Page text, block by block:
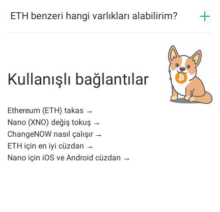
çözümü sunar.
ETH benzeri hangi varlıkları alabilirim?
stablecoin, yardımcı token, yönetişim coin'i veya başka
bir tür olup olmadığı. Yaygın alternatifler, benzer
kullanım durumlarına veya piyasa konumlarına sahip
diğer kripto paralardır. Tüm mevcut varlıklarıana
Kullanışlı bağlantılar
Ethereum (ETH) takas →
Nano (XNO) değiş tokuş →
ChangeNOW nasıl çalışır →
ETH için en iyi cüzdan →
Nano için iOS ve Android cüzdan →